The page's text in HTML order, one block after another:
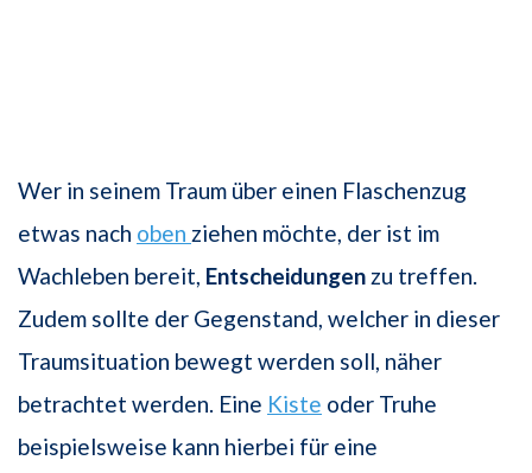
Wer in seinem Traum über einen Flaschenzug
etwas nach oben ziehen möchte, der ist im
Wachleben bereit, Entscheidungen zu treffen.
Zudem sollte der Gegenstand, welcher in dieser
Traumsituation bewegt werden soll, näher
betrachtet werden. Eine Kiste oder Truhe
beispielsweise kann hierbei für eine